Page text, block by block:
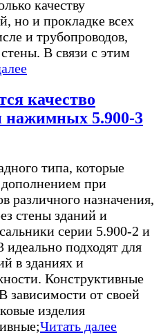
качеству
но и прокладке всех
и трубопроводов,
В связи с этим
качество
нажимных 5.900-3
типа, которые
при
различного назначения,
стены зданий и
серии 5.900-2 и
подходят для
в зданиях и
Конструктивные
зависимости от своей
изделия
Читать далее